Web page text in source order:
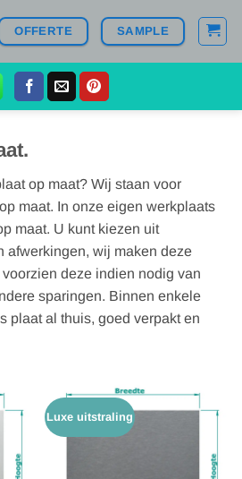
OFFERTE SAMPLE
op maat? Wij staan voor
maat. In onze eigen werkplaats
maat. U kunt kiezen uit
afwerkingen, wij maken deze
deze indien nodig van
sparingen. Binnen enkele
plaat al thuis, goed verpakt en
Luxe uitstraling